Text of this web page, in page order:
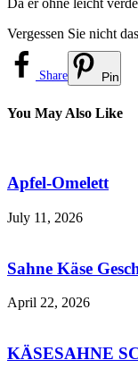
Vergessen Sie nicht
Share Pin
You May Also Like
Apfel-Omelett
July 11, 2026
Sahne Käse
April 22, 2026
KÄSESAHNE